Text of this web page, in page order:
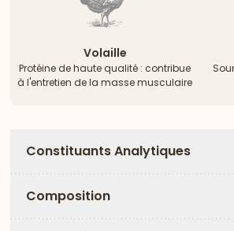
Volaille
Protéine de haute qualité : contribue
à l'entretien de la masse musculaire
Constituants Analytiques
Composition